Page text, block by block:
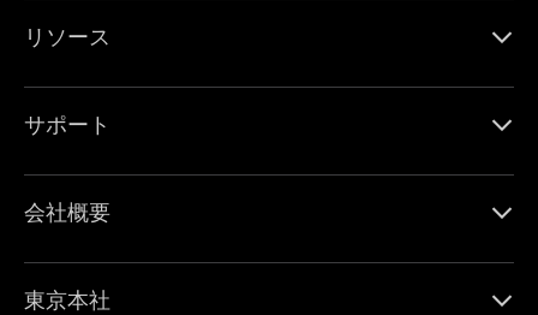
リソース
サポート
会社概要
東京本社